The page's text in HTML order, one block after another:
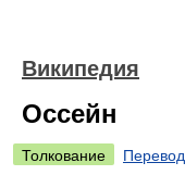
Википедия
Оссейн
Толкование
Перевод